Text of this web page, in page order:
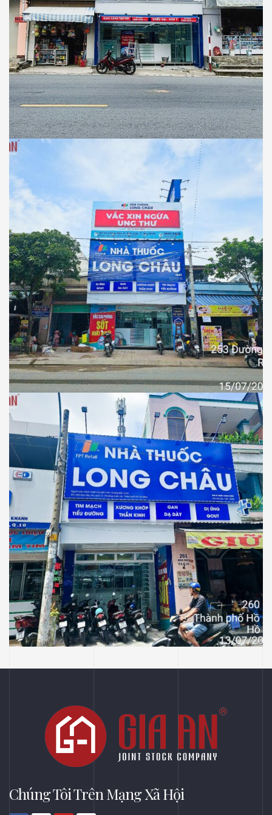
NHÀ THUỐC LONG CHÂU
Thiết Kế Thi Công Công Trình Nhà Thuốc
Long Châu Tại Xã D’Ran, Tỉnh Lâm Đồng
NHÀ THUỐC LONG CHÂU
Thiết Kế Thi Công Công Trình Nhà Thuốc
Long Châu Tại Xã Rạch Kiến, Tỉnh Tây
Ninh
NHÀ THUỐC LONG CHÂU
Thiết Kế Thi Công Công Trình Nhà Thuốc
Chúng Tôi Trên Mạng Xã Hội